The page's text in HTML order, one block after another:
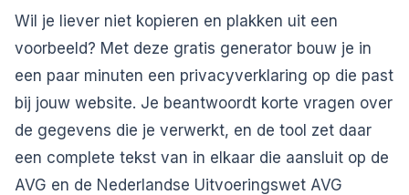
Wil je liever niet kopieren en plakken uit een
voorbeeld? Met deze gratis generator bouw je in
een paar minuten een privacyverklaring op die past
bij jouw website. Je beantwoordt korte vragen over
de gegevens die je verwerkt, en de tool zet daar
een complete tekst van in elkaar die aansluit op de
AVG en de Nederlandse Uitvoeringswet AVG